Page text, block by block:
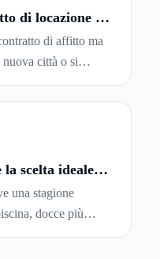
di locazione in
di affitto ma
città o si
per cui si
è legittimo
guida
per un contratto
scelta ideale
una stagione
docce più
renderla